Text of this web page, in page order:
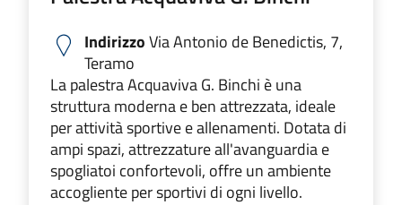
IndirizzoVia Antonio de Benedictis, 7,
Teramo
La palestra Acquaviva G. Binchi è una
struttura moderna e ben attrezzata, ideale
per attività sportive e allenamenti. Dotata di
ampi spazi, attrezzature all'avanguardia e
spogliatoi confortevoli, offre un ambiente
accogliente per sportivi di ogni livello.